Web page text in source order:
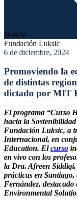
Noticia
Fundación Luksic
6 de diciembre, 2024
Promoviendo la
de distintas
dictado por MIT
El programa “Curso
hacia la
Fundación Luksic, a
Internacional, en
Education. Elcurso
en vivo con los
la Dra. Afreen Siddiqi,
prácticas en
Fernández,
Environmental